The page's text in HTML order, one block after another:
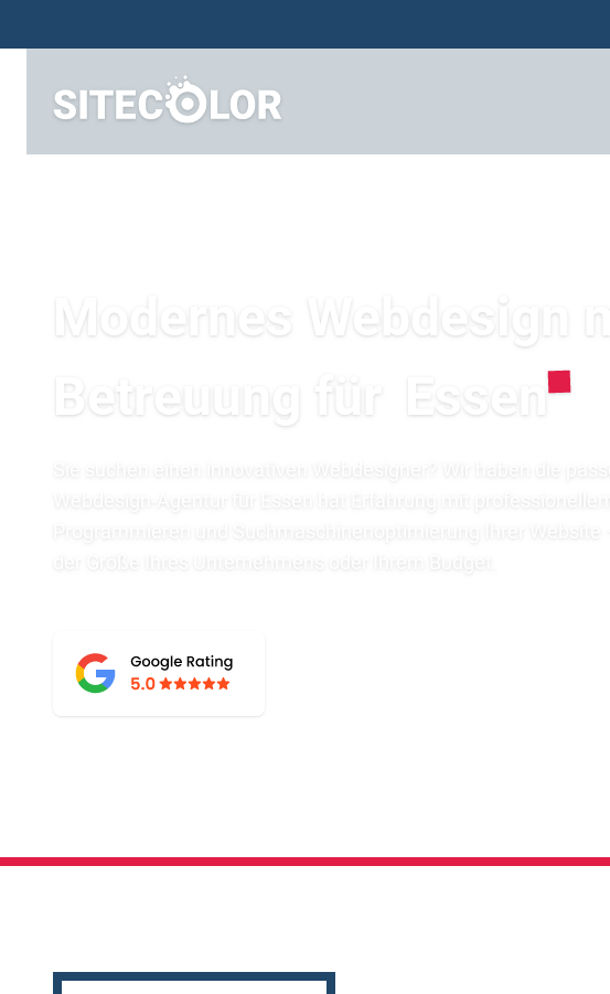
Modernes Webdesign
Betreuung für
Essen
Sie suchen einen innovativen Webdesigner? Wir haben die